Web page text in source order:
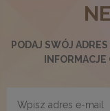
Nowoczesna
PODAJ SWÓJ